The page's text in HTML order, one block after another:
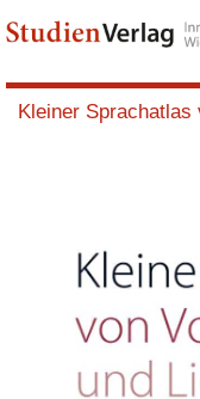
Kleiner Sprachatlas